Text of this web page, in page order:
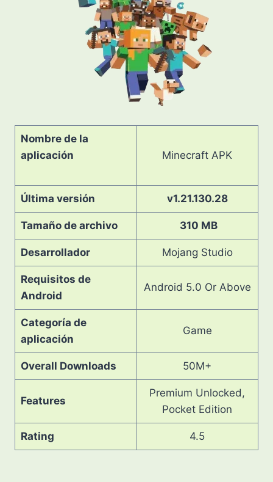
Nombre de la
aplicación
Minecraft APK
Última versión v1.21.130.28
Tamaño de archivo 310 MB
Desarrollador Mojang Studio
Requisitos de
Android
Android 5.0 Or Above
Categoría de
aplicación
Game
Overall Downloads 50M+
Features
Premium Unlocked,
Pocket Edition
Rating 4.5